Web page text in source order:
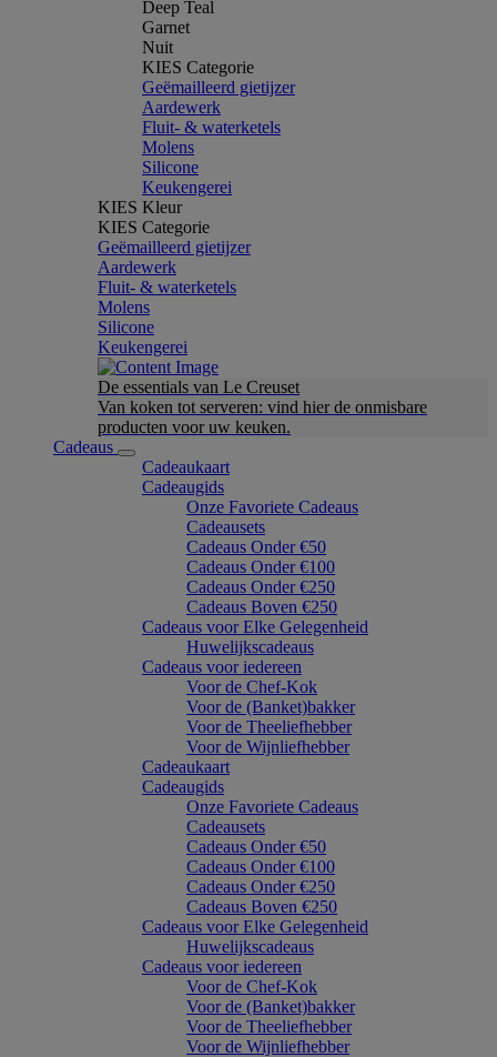
Deep Teal
Garnet
Nuit
KIES Categorie
Geëmailleerd gietijzer
Aardewerk
Fluit- & waterketels
Molens
Silicone
Keukengerei
KIES Kleur
KIES Categorie
Geëmailleerd gietijzer
Aardewerk
Fluit- & waterketels
Molens
Silicone
Keukengerei
De essentials van Le Creuset
Van koken tot serveren: vind hier de onmisbare
producten voor uw keuken.
Cadeaus
Cadeaukaart
Cadeaugids
Onze Favoriete Cadeaus
Cadeausets
Cadeaus Onder €50
Cadeaus Onder €100
Cadeaus Onder €250
Cadeaus Boven €250
Cadeaus voor Elke Gelegenheid
Huwelijkscadeaus
Cadeaus voor iedereen
Voor de Chef-Kok
Voor de (Banket)bakker
Voor de Theeliefhebber
Voor de Wijnliefhebber
Cadeaukaart
Cadeaugids
Onze Favoriete Cadeaus
Cadeausets
Cadeaus Onder €50
Cadeaus Onder €100
Cadeaus Onder €250
Cadeaus Boven €250
Cadeaus voor Elke Gelegenheid
Huwelijkscadeaus
Cadeaus voor iedereen
Voor de Chef-Kok
Voor de (Banket)bakker
Voor de Theeliefhebber
Voor de Wijnliefhebber